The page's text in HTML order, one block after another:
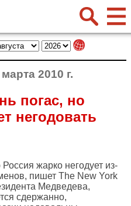
2010 г.
погас, но
негодовать
жарко негодует из-
пишет The New York
Медведева,
сдержанно,